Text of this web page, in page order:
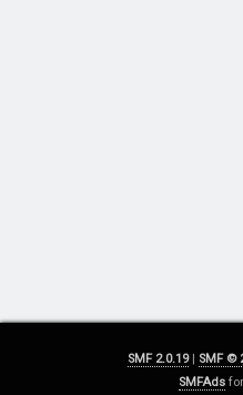
SMF 2.0.19| SMF ©
SMFAdsfor